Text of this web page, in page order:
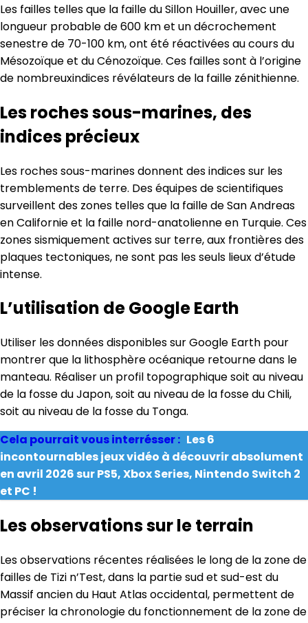
Les failles telles que la faille du Sillon Houiller, avec une
longueur probable de 600 km et un décrochement
senestre de 70-100 km, ont été réactivées au cours du
Mésozoïque et du Cénozoïque. Ces failles sont à l’origine
de nombreuxindices révélateurs de la faille zénithienne.
Les roches sous-marines, des
indices précieux
Les roches sous-marines donnent des indices sur les
tremblements de terre. Des équipes de scientifiques
surveillent des zones telles que la faille de San Andreas
en Californie et la faille nord-anatolienne en Turquie. Ces
zones sismiquement actives sur terre, aux frontières des
plaques tectoniques, ne sont pas les seuls lieux d’étude
intense.
L’utilisation de Google Earth
Utiliser les données disponibles sur Google Earth pour
montrer que la lithosphère océanique retourne dans le
manteau. Réaliser un profil topographique soit au niveau
de la fosse du Japon, soit au niveau de la fosse du Chili,
soit au niveau de la fosse du Tonga.
Cela pourrait vous interrésser : Les 6
incontournables jeux vidéo à découvrir absolument
en avril 2026 sur PS5, Xbox Series, Nintendo Switch 2
et PC !
Les observations sur le terrain
Les observations récentes réalisées le long de la zone de
failles de Tizi n’Test, dans la partie sud et sud-est du
Massif ancien du Haut Atlas occidental, permettent de
préciser la chronologie du fonctionnement de la zone de